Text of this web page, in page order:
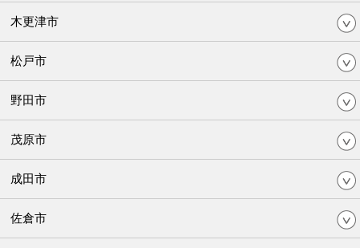
木更津市
松戸市
野田市
茂原市
成田市
佐倉市